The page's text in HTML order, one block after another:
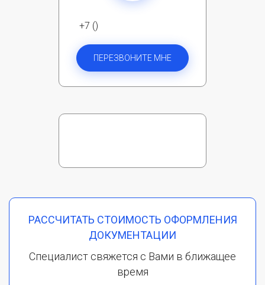
+7 ()
ПЕРЕЗВОНИТЕ МНЕ
РАССЧИТАТЬ СТОИМОСТЬ ОФОРМЛЕНИЯ
ДОКУМЕНТАЦИИ
Специалист свяжется с Вами в ближащее
время